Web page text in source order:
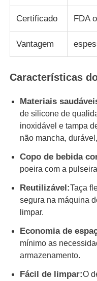
Sobre Nós
Contacte-nos
Notícias
Casos
frasco de viagem de
Certificado FDA
Vantagem
Características
Materiais
de silicone de
inoxidável e tampa
não mancha,
Copo de bebida
poeira com a
Reutilizável:Taça
segura na máquina
limpar.
Economia de
mínimo as
armazenamento.
Fácil de limpar:O